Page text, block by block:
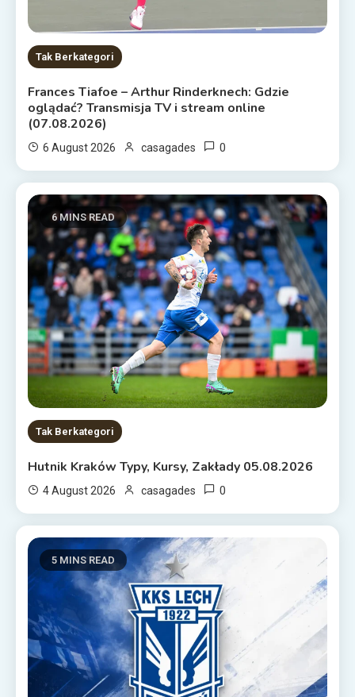
Tak Berkategori
Frances Tiafoe – Arthur Rinderknech: Gdzie
oglądać? Transmisja TV i stream online
(07.08.2026)
6 August 2026 casagades 0
6 MINS READ
Tak Berkategori
Hutnik Kraków Typy, Kursy, Zakłady 05.08.2026
4 August 2026 casagades 0
5 MINS READ